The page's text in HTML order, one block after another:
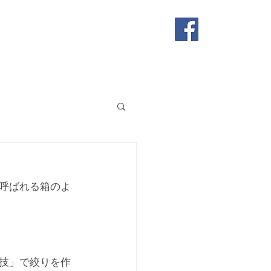
ばれる箱のよ
」で絞りを作